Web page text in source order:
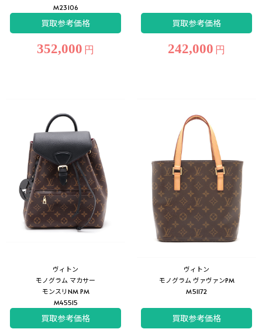
M23106
買取参考価格
352,000 円
買取参考価格
242,000 円
ヴィトン
モノグラム マカサー
モンスリNM PM
M45515
買取参考価格
ヴィトン
モノグラム ヴァヴァンPM
M51172
買取参考価格